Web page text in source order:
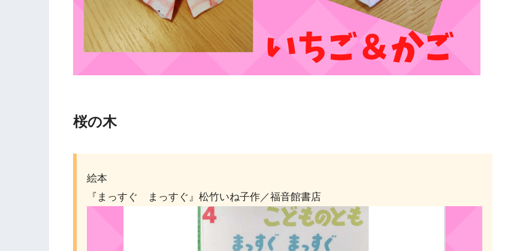
桜の木
絵本
『まっすぐ まっすぐ』松竹いね子作／福音館書店